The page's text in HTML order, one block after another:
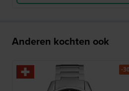
Anderen kochten ook
-